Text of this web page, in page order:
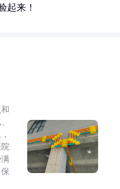
起来！